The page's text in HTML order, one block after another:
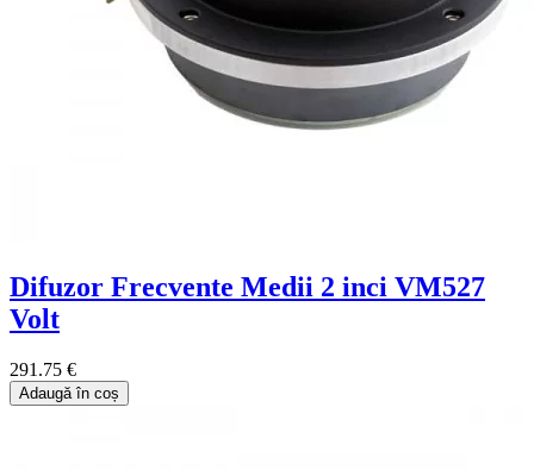
Difuzor Frecvente Medii 2 inci VM527
Volt
291.75 €
Adaugă în coș